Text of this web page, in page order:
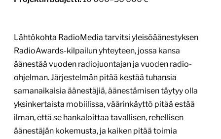
Lähtökohta RadioMedia tarvitsi yleisöäänestyksen
RadioAwards-kilpailun yhteyteen, jossa kansa
äänestää vuoden radiojuontajan ja vuoden radio-
ohjelman. Järjestelmän pitää kestää tuhansia
samanaikaisia äänestäjiä, äänestämisen täytyy olla
yksinkertaista mobiilissa, väärinkäyttö pitää estää
ilman, että se hankaloittaa tavallisen, rehellisen
äänestäjän kokemusta, ja kaiken pitää toimia